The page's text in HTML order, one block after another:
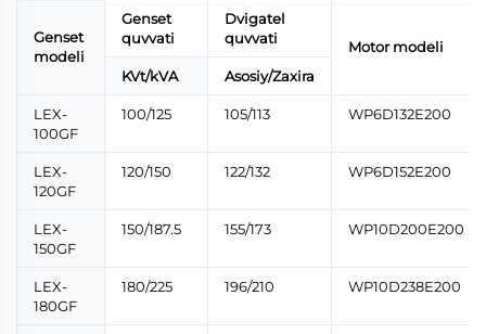
Genset
modeli
Genset
quvvati
Dvigatel
quvvati
Motor modeli
KVt/kVA
Asosiy/Zaxira
LEX-
100GF
100/125 105/113 WP6D132E200
LEX-
120GF
120/150 122/132 WP6D152E200
LEX-
150GF
150/187.5 155/173 WP10D200E200
LEX-
180GF
180/225 196/210 WP10D238E200